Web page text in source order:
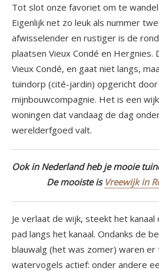
Tot slot onze favoriet om te
Eigenlijk net zo leuk als nummer
afwisselender en rustiger is de
plaatsen Vieux Condé en Hergnies.
Vieux Condé, en gaat niet langs,
tuindorp (cité-jardin) opgericht
mijnbouwcompagnie. Het is een
woningen dat vandaag de dag
werelderfgoed valt.
Ook in Nederland heb je mooie
De mooiste is Vreewijk in
Je verlaat de wijk, steekt het
pad langs het kanaal. Ondanks de
blauwalg (het was zomer) waren er
watervogels actief: onder andere